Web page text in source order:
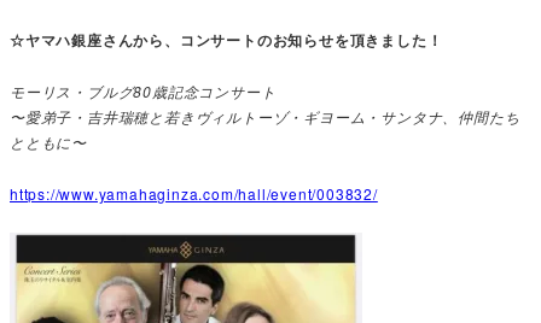
☆ヤマハ銀座さんから、コンサートのお知らせを頂きました！
モーリス・ブルグ80歳記念コンサート
〜愛弟子・吉井瑞穂と若きヴィルトーゾ・ギヨーム・サンタナ、仲間たち
とともに〜
https://www.yamahaginza.com/hall/event/003832/